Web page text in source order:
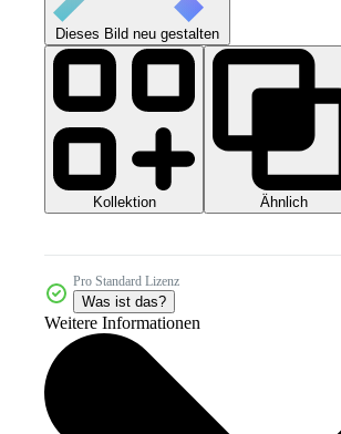
Dieses Bild neu gestalten
Kollektion Ähnlich
Pro Standard Lizenz
Was ist das?
Weitere Informationen